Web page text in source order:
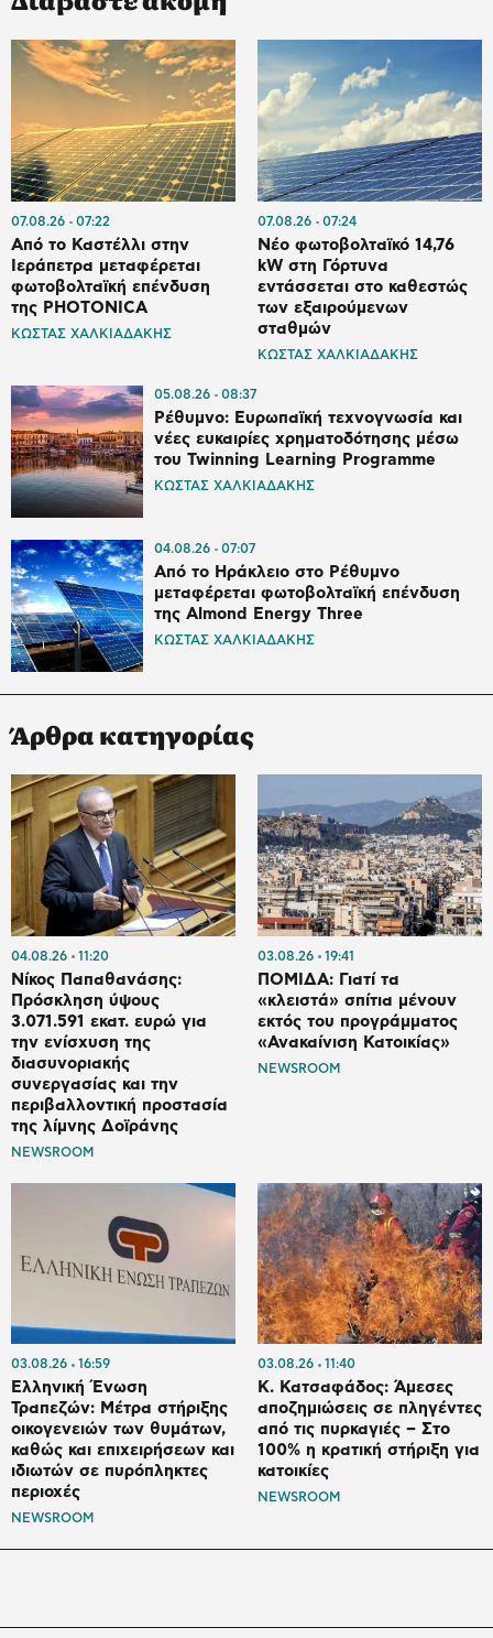
07.08.26 07:22
Από το Καστέλλι στην
Ιεράπετρα μεταφέρεται
φωτοβολταϊκή επένδυση
της PHOTONICA
ΚΩΣΤΑΣ ΧΑΛΚΙΑΔΑΚΗΣ
07.08.26 07:24
Νέο φωτοβολταϊκό 14,76
kW στη Γόρτυνα
εντάσσεται στο καθεστώς
των εξαιρούμενων
σταθμών
ΚΩΣΤΑΣ ΧΑΛΚΙΑΔΑΚΗΣ
05.08.26 08:37
Ρέθυμνο: Ευρωπαϊκή τεχνογνωσία και
νέες ευκαιρίες χρηματοδότησης μέσω
του Twinning Learning Programme
ΚΩΣΤΑΣ ΧΑΛΚΙΑΔΑΚΗΣ
04.08.26 07:07
Από το Ηράκλειο στο Ρέθυμνο
μεταφέρεται φωτοβολταϊκή επένδυση
της Almond Energy Three
ΚΩΣΤΑΣ ΧΑΛΚΙΑΔΑΚΗΣ
Άρθρα κατηγορίας
04.08.26 11:20
Νίκος Παπαθανάσης:
Πρόσκληση ύψους
3.071.591 εκατ. ευρώ για
την ενίσχυση της
διασυνοριακής
συνεργασίας και την
περιβαλλοντική προστασία
της λίμνης Δοϊράνης
NEWSROOM
03.08.26 19:41
ΠΟΜΙΔΑ: Γιατί τα
«κλειστά» σπίτια μένουν
εκτός του προγράμματος
«Ανακαίνιση Κατοικίας»
NEWSROOM
03.08.26 16:59
Ελληνική Ένωση
Τραπεζών: Μέτρα στήριξης
οικογενειών των θυμάτων,
καθώς και επιχειρήσεων και
ιδιωτών σε πυρόπληκτες
περιοχές
NEWSROOM
03.08.26 11:40
Κ. Κατσαφάδος: Άμεσες
αποζημιώσεις σε πληγέντες
από τις πυρκαγιές – Στο
100% η κρατική στήριξη για
κατοικίες
NEWSROOM